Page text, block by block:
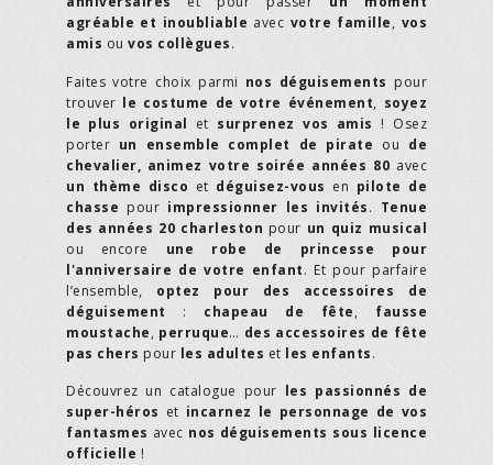
agréable et inoubliable avec votre famille, vos
amis ou vos collègues.
Faites votre choix parmi nos déguisements pour
trouver le costume de votre événement, soyez
le plus original et surprenez vos amis ! Osez
porter un ensemble complet de pirate ou de
chevalier, animez votre soirée années 80 avec
un thème disco et déguisez-vous en pilote de
chasse pour impressionner les invités. Tenue
des années 20 charleston pour un quiz musical
ou encore une robe de princesse pour
l'anniversaire de votre enfant. Et pour parfaire
l’ensemble, optez pour des accessoires de
déguisement : chapeau de fête, fausse
moustache, perruque… des accessoires de fête
pas chers pour les adultes et les enfants.
Découvrez un catalogue pour les passionnés de
super-héros et incarnez le personnage de vos
fantasmes avec nos déguisements sous licence
officielle !